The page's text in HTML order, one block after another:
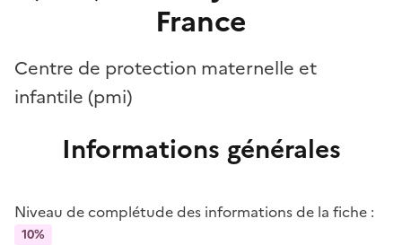
France
Centre de protection maternelle et
infantile (pmi)
Informations générales
Niveau de complétude des informations de la fiche :
10%